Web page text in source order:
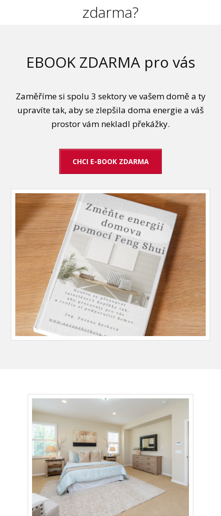
zdarma?
EBOOK ZDARMA pro vás
Zaměříme si spolu 3 sektory ve vašem domě a ty
upravíte tak, aby se zlepšila doma energie a váš
prostor vám nekladl překážky.
CHCI E-BOOK ZDARMA